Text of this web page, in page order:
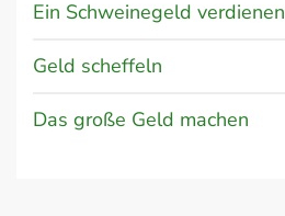
Ein Schweinegeld verdienen
Geld scheffeln
Das große Geld machen